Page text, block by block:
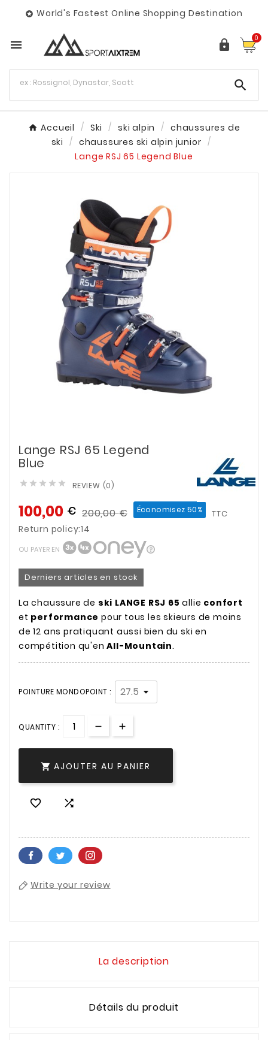
 World's Fastest Online Shopping Destination
  0

Accueil Ski ski alpin
chaussures de
ski
chaussures ski alpin junior
Lange RSJ 65 Legend Blue
Lange RSJ 65 Legend
Blue
     REVIEW (0)
100,00 € 200,00€ Économisez 50% TTC
Return policy:14
OU PAYER EN
Derniers articles en stock
La chaussure de ski LANGE RSJ 65 allie confort
et performance pour tous les skieurs de moins
de 12 ans pratiquant aussi bien du ski en
compétition qu'enAll-Mountain.
POINTURE MONDOPOINT :
QUANTITY :
 AJOUTER AU PANIER
 
Write your review
La description
Détails du produit